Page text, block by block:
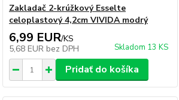
Zakladač 2-krúžkový Esselte
celoplastový 4,2cm VIVIDA modrý
6,99 EUR/KS
5,68 EUR bez DPH Skladom 13 KS
Pridať do košíka